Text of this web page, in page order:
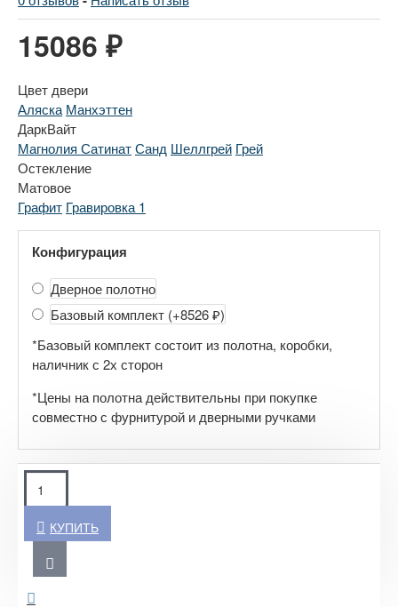
15086 ₽
Цвет двери
Аляска Манхэттен
ДаркВайт
Магнолия СатинатСанд Шеллгрей Грей
Остекление
Матовое
Графит Гравировка 1
Конфигурация
Дверное полотно
Базовый комплект (+8526 ₽)
*Базовый комплект состоит из полотна, коробки,
наличник с 2х сторон
*Цены на полотна действительны при покупке
совместно с фурнитурой и дверными ручками
КУПИТЬ